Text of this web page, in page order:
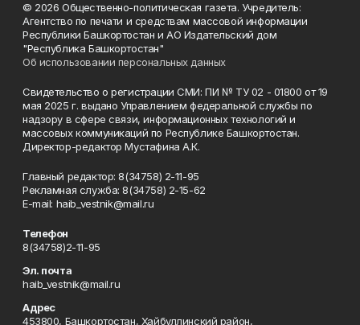
© 2026 Общественно-политическая газета. Учредитель:
Агентство по печати и средствам массовой информации
Республики Башкортостан и АО Издательский дом
"Республика Башкортостан"
Об использовании персональных данных
Свидетельство о регистрации СМИ: ПИ № ТУ 02 - 01800 от 19
мая 2025 г. выдано Управлением федеральной службы по
надзору в сфере связи, информационных технологий и
массовых коммуникаций по Республике Башкортостан.
Директор-редактор Мустафина А.К.
Главный редактор: 8(34758) 2-11-95
Рекламная служба: 8(34758) 2-15-62
Е-mаil: haib_vestnik@mail.ru
Телефон
8(34758)2-11-95
Эл. почта
haib_vestnik@mail.ru
Адрес
453800, Башкортостан, Хайбуллинский район,